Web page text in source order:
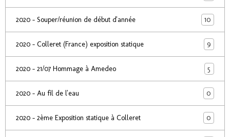
2020 - Souper/réunion de début d'année 10
2020 - Colleret (France) exposition statique 9
2020 - 21/07 Hommage à Amedeo 5
2020 - Au fil de l'eau 0
2020 - 2ème Exposition statique à Colleret 0